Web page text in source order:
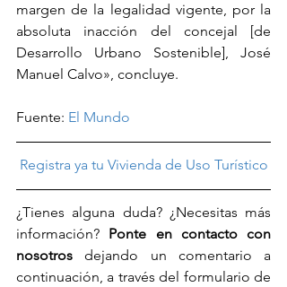
margen de la legalidad vigente, por la
absoluta inacción del concejal [de
Desarrollo Urbano Sostenible], José
Manuel Calvo», concluye.
Fuente: El Mundo
Registra ya tu Vivienda de Uso Turístico
¿Tienes alguna duda? ¿Necesitas más
información? Ponte en contacto con
nosotros dejando un comentario a
continuación, a través del formulario de